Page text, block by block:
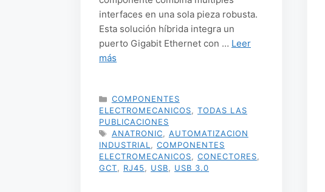
interfaces en una sola pieza robusta.
Esta solución híbrida integra un
puerto Gigabit Ethernet con … Leer
más
CATEGORÍAS
COMPONENTES
ELECTROMECANICOS
TODAS LAS
PUBLICACIONES
ETIQUETAS
ANATRONIC
AUTOMATIZACION
INDUSTRIAL
COMPONENTES
ELECTROMECANICOS
CONECTORES
GCT
RJ45 USB USB 3.0